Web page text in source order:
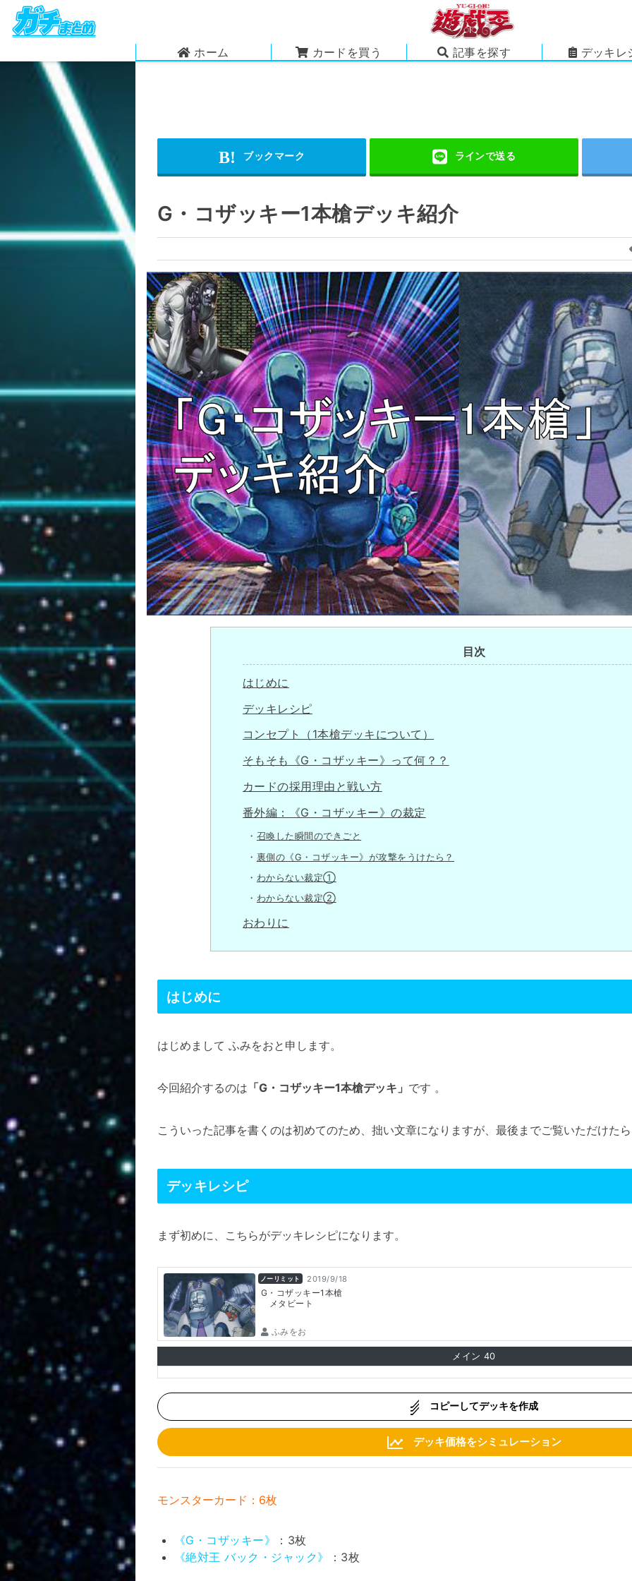
ホーム カードを買う 記事を探す デッキレ
G・コザッキー1本槍デッキ紹介
目次
はじめに
デッキレシピ
コンセプト（1本槍デッキについて）
そもそも《G・コザッキー》って何？？
カードの採用理由と戦い方
番外編：《G・コザッキー》の裁定
召喚した瞬間のできごと
裏側の《G・コザッキー》が攻撃をうけたら？
わからない裁定①
わからない裁定②
おわりに
はじめに
はじめまして ふみをおと申します。
今回紹介するのは 「G・コザッキー1本槍デッキ」 です 。
こういった記事を書くのは初めてのため、拙い文章になりますが、最後までご覧いただけた
デッキレシピ
まず初めに、こちらがデッキレシピになります。
ノーリミット 2019/9/18
G・コザッキー1本槍
メタビート
ふみをお
メイン 40
コピーしてデッキを作成
デッキ価格をシミュレーション
モンスターカード：6枚
《G・コザッキー》
：3枚
《絶対王 バック・ジャック》
：3枚